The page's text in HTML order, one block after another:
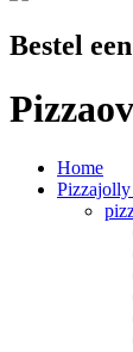
Bestel
Home
Pizzajolly